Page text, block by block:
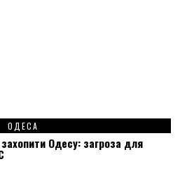
ОДЕСА
захопити Одесу: загроза для